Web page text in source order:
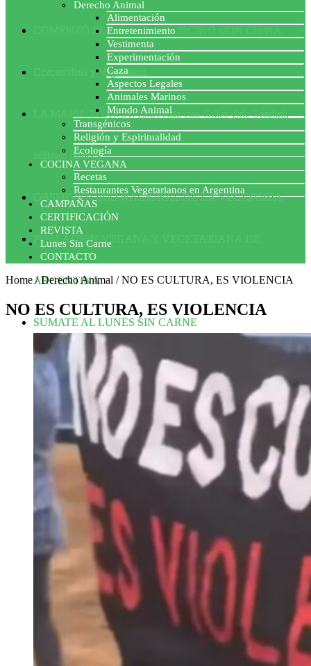
COMENZÓ EL ACUERDO PORCINO CON CHINA
Coronavirus y Veganismo
LA MAFIA TÓXICA: Entrevista con Gilles-Eric Séralini,
biólogo francés
OBSERVATORIO NACIONAL DE LA VEGEFOBIA
POBLACION VEGANA Y VEGETARIANA DE
ARGENTINA
SUMATE AL LUNES SIN CARNE
Derecho Animal
Alimentación
Entretenimiento
Vestimenta
Experimentación
Caza
Aspectos Legales
Animales Marinos
Mundo Animal
Transgénicos
Religión y Espiritualidad
Ecología
COCINA VEGANA
Recetas
Restaurantes Vegetarianos en Argentina
CAMPAÑAS
CERTIFICACIÓN
REVISTA
Lunes Sin Carne
CONTACTO
Home/Derecho Animal /NO ES CULTURA, ES VIOLENCIA
NO ES CULTURA, ES VIOLENCIA